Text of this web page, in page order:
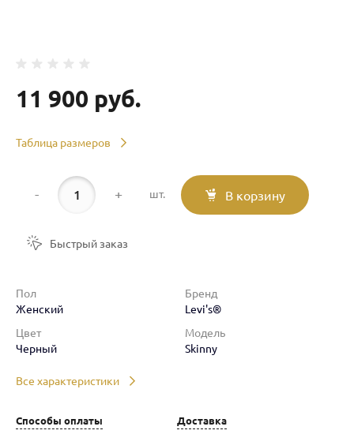
11 900 руб.
Таблица размеров
- + шт. В корзину
Быстрый заказ
Пол
Женский
Бренд
Levi's®
Цвет
Черный
Модель
Skinny
Все характеристики
Способы оплаты Доставка